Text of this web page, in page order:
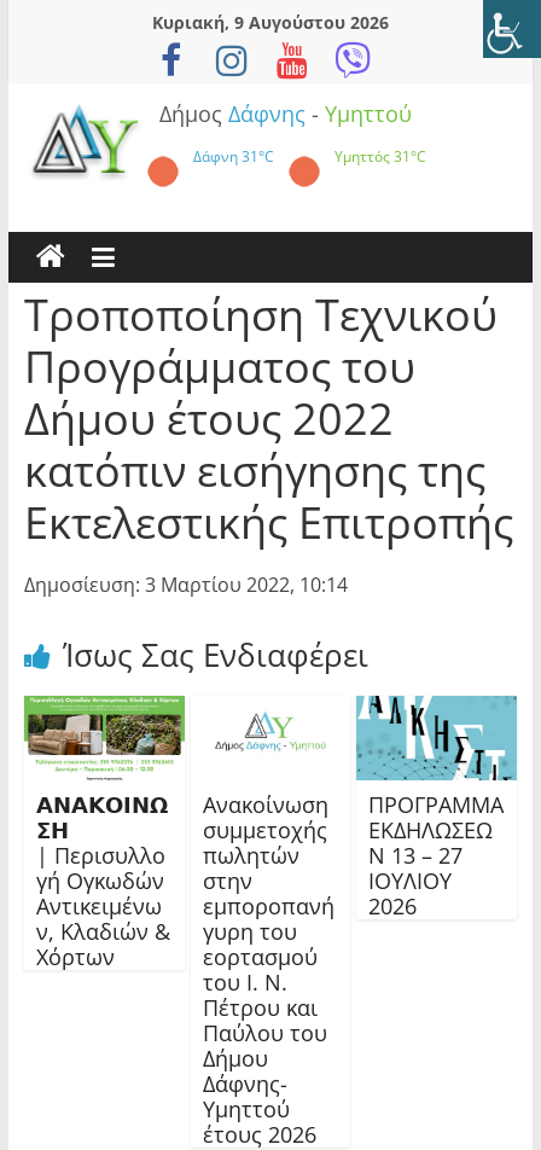
Κυριακή, 9 Αυγούστου 2026
Δήμος Δάφνης - Υμηττού
Δάφνη31°C Υμηττός31°C
Τροποποίηση Τεχνικού
Προγράμματος του
Δήμου έτους 2022
κατόπιν εισήγησης της
Εκτελεστικής Επιτροπής
Δημοσίευση: 3 Μαρτίου 2022, 10:14
Ίσως Σας Ενδιαφέρει
𝝖𝝢𝝖𝝟𝝤𝝞𝝢𝝮
𝝨𝝜
| Περισυλλο
γή Ογκωδών
Αντικειμένω
ν, Κλαδιών &
Χόρτων
Ανακοίνωση
συμμετοχής
πωλητών
στην
εμποροπανή
γυρη του
εορτασμού
του Ι. Ν.
Πέτρου και
Παύλου του
Δήμου
Δάφνης-
Υμηττού
έτους 2026
ΠΡΟΓΡΑΜΜΑ
ΕΚΔΗΛΩΣΕΩ
Ν 13 – 27
ΙΟΥΛΙΟΥ
2026